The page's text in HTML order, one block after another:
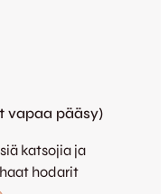
vapaa pääsy)
katsojia ja
hodarit